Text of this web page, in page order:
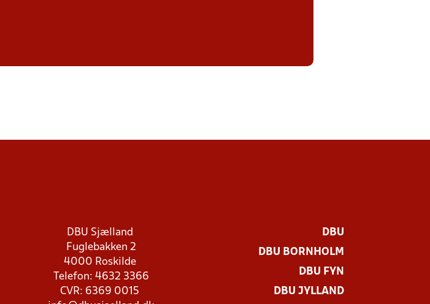
DBU Sjælland
Fuglebakken 2
4000 Roskilde
Telefon: 4632 3366
CVR: 6369 0015
DBU
DBU BORNHOLM
DBU FYN
DBU JYLLAND